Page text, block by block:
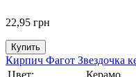
22,95 грн
Купить
Кирпич Фагот Звездочка
Цвет:
Керамо